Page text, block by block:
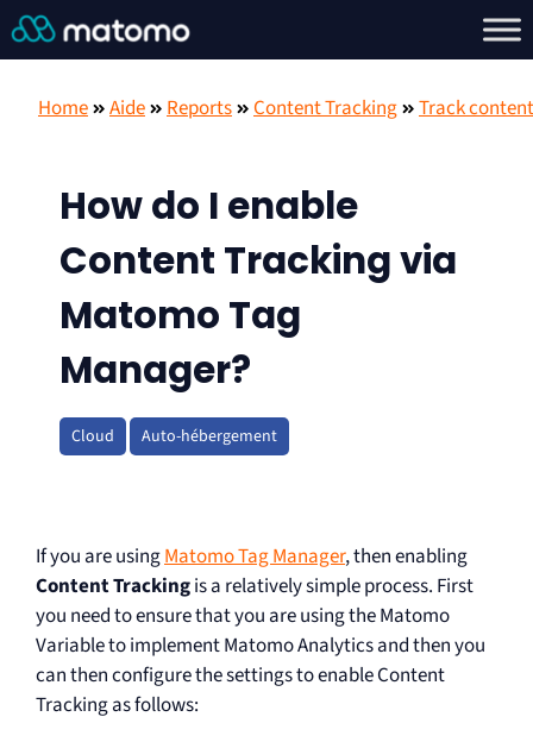
Home Aide Reports Content Tracking Track content
How do I enable
Content Tracking via
Matomo Tag
Manager?
Cloud Auto-hébergement
If you are usingMatomo Tag Manager, then enabling
Content Trackingis a relatively simple process. First
you need to ensure that you are using the Matomo
Variable to implement Matomo Analytics and then you
can then configure the settings to enable Content
Tracking as follows: